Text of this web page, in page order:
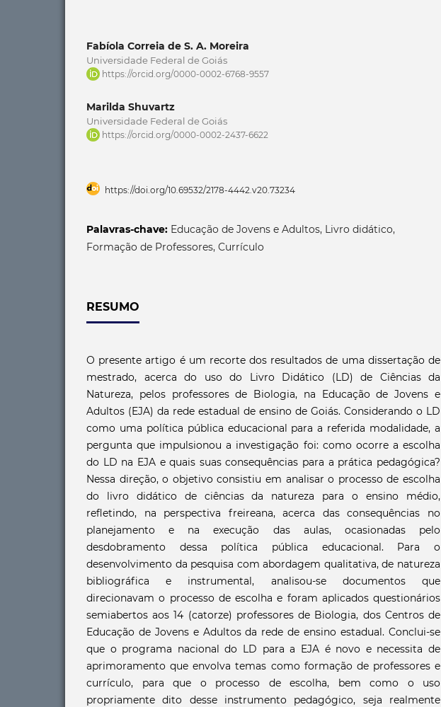
Fabíola Correia de S. A. Moreira
Universidade Federal de Goiás
https://orcid.org/0000-0002-6768-9557
Marilda Shuvartz
Universidade Federal de Goiás
https://orcid.org/0000-0002-2437-6622
https://doi.org/10.69532/2178-4442.v20.73234
Palavras-chave: Educação de Jovens e Adultos, Livro didático,
Formação de Professores, Currículo
RESUMO
O presente artigo é um recorte dos resultados de uma dissertação de
mestrado, acerca do uso do Livro Didático (LD) de Ciências da
Natureza, pelos professores de Biologia, na Educação de Jovens e
Adultos (EJA) da rede estadual de ensino de Goiás. Considerando o LD
como uma política pública educacional para a referida modalidade, a
pergunta que impulsionou a investigação foi: como ocorre a escolha
do LD na EJA e quais suas consequências para a prática pedagógica?
Nessa direção, o objetivo consistiu em analisar o processo de escolha
do livro didático de ciências da natureza para o ensino médio,
refletindo, na perspectiva freireana, acerca das consequências no
planejamento e na execução das aulas, ocasionadas pelo
desdobramento dessa política pública educacional. Para o
desenvolvimento da pesquisa com abordagem qualitativa, de natureza
bibliográfica e instrumental, analisou-se documentos que
direcionavam o processo de escolha e foram aplicados questionários
semiabertos aos 14 (catorze) professores de Biologia, dos Centros de
Educação de Jovens e Adultos da rede de ensino estadual. Conclui-se
que o programa nacional do LD para a EJA é novo e necessita de
aprimoramento que envolva temas como formação de professores e
currículo, para que o processo de escolha, bem como o uso
propriamente dito desse instrumento pedagógico, seja realmente